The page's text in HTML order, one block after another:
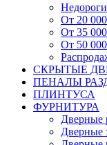
От 20
От 35
От 50
СКРЫТЫЕ
ПЕНАЛЫ
ПЛИНТУСА
ФУРНИТУРА
Дверные
Дверные